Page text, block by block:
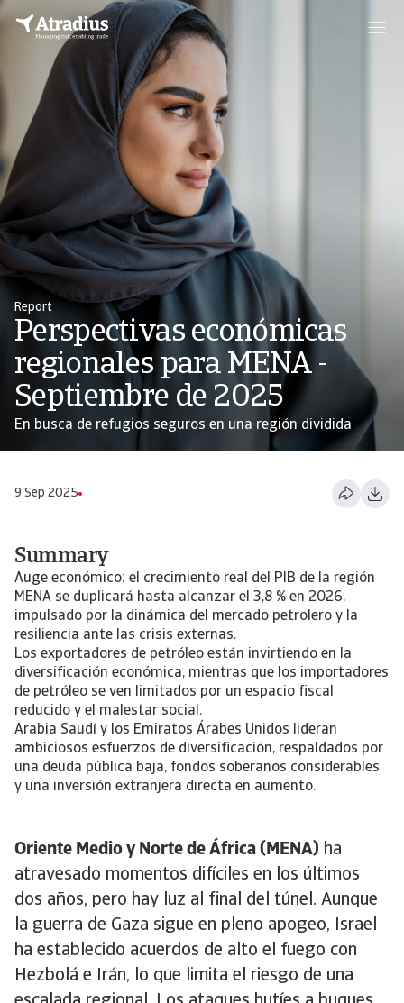
Report
Perspectivas económicas
regionales para MENA -
Septiembre de 2025
En busca de refugios seguros en una región dividida
9 Sep 2025
Oriente Medio y Norte de África (MENA) ha
atravesado momentos difíciles en los últimos
dos años, pero hay luz al final del túnel. Aunque
la guerra de Gaza sigue en pleno apogeo, Israel
ha establecido acuerdos de alto el fuego con
Hezbolá e Irán, lo que limita el riesgo de una
Summary
Auge económico: el crecimiento real del PIB de la región
MENA se duplicará hasta alcanzar el 3,8 % en 2026,
impulsado por la dinámica del mercado petrolero y la
resiliencia ante las crisis externas.
Los exportadores de petróleo están invirtiendo en la
diversificación económica, mientras que los importadores
de petróleo se ven limitados por un espacio fiscal
reducido y el malestar social.
Arabia Saudí y los Emiratos Árabes Unidos lideran
ambiciosos esfuerzos de diversificación, respaldados por
una deuda pública baja, fondos soberanos considerables
y una inversión extranjera directa en aumento.